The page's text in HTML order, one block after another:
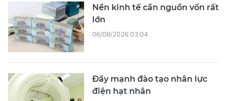
Nền kinh tế cần nguồn vốn rất
lớn
06/08/2026 03:04
Đẩy mạnh đào tạo nhân lực
điện hạt nhân